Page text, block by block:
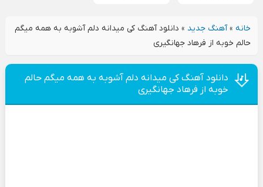
خانه»آهنگ جدید » دانلود آهنگ کی میدانه دلم آشوبه به همه میگم
حالم‌ خوبه از فرهاد جهانگیری
دانلود آهنگ کی میدانه دلم آشوبه به همه میگم حالم‌
خوبه از فرهاد جهانگیری